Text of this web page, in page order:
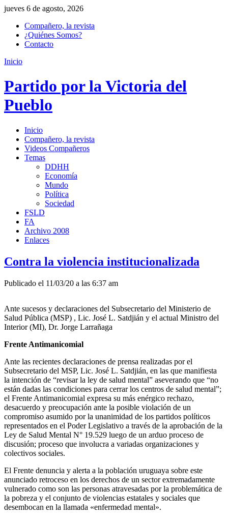
jueves 6 de agosto, 2026
Compañero, la revista
¿Quiénes Somos?
Contacto
Inicio
Partido por la Victoria del
Pueblo
Inicio
Compañero, la revista
Videos Compañeros
Temas
DDHH
Economía
Mundo
Política
Sociedad
FSLD
FA
Archivo 2008
Enlaces
Contra la violencia institucionalizada
Publicado el 11/03/20 a las 6:37 am
Ante sucesos y declaraciones del Subsecretario del Ministerio de
Salud Pública (MSP) , Lic. José L. Satdjián y el actual Ministro del
Interior (MI), Dr. Jorge Larrañaga
Frente Antimanicomial
Ante las recientes declaraciones de prensa realizadas por el
Subsecretario del MSP, Lic. José L. Satdjián, en las que manifiesta
la intención de “revisar la ley de salud mental” aseverando que “no
están dadas las condiciones para cerrar los centros de salud mental”;
el Frente Antimanicomial expresa su más enérgico rechazo,
desacuerdo y preocupación ante la posible violación de un
compromiso asumido por la unanimidad de los partidos políticos
representados en el Poder Legislativo a través de la aprobación de la
Ley de Salud Mental N° 19.529 luego de un arduo proceso de
discusión; proceso que involucra a variadas organizaciones y
colectivos sociales.
El Frente denuncia y alerta a la población uruguaya sobre este
anunciado retroceso en los derechos de un sector extremadamente
vulnerado como son las personas atravesadas por la problemática de
la pobreza y el conjunto de violencias estatales y sociales que
desembocan en la llamada «enfermedad mental».